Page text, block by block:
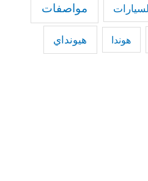
مواصفات
هوندا هيونداي